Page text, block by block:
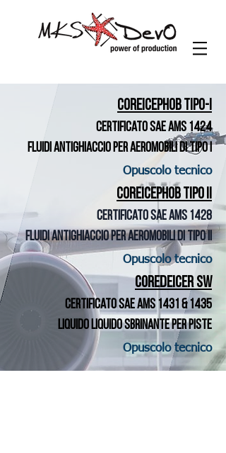
COREICEPHOB TIPO-I
Certificato SAE AMS 1424
Fluidi antighiaccio per aeromobili di tipo I
Opuscolo tecnico
COREICEPHOB TIPO II
Certificato SAE AMS 1428
Fluidi antighiaccio per aeromobili di tipo II
Opuscolo tecnico
COREDEICER SW
Certificato SAE AMS 1431 & 1435
LIQUIDO LIQUIDO SBRINANTE PER PISTE
Opuscolo tecnico